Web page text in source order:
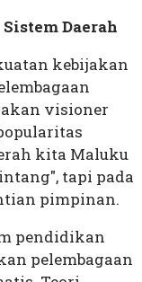
Daerah
kebijakan
visioner
kita Maluku
tapi pada
pimpinan.
pendidikan
pelembagaan